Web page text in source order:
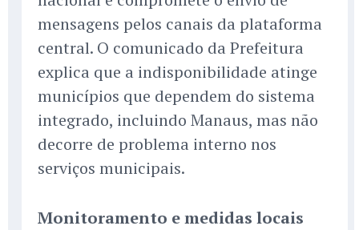
mensagens pelos canais da plataforma
central. O comunicado da Prefeitura
explica que a indisponibilidade atinge
municípios que dependem do sistema
integrado, incluindo Manaus, mas não
decorre de problema interno nos
serviços municipais.
Monitoramento e medidas locais